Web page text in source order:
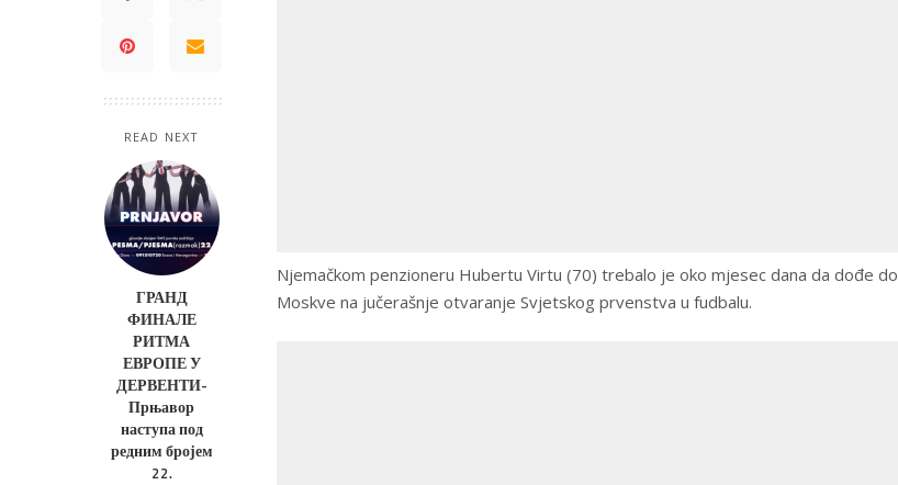
READ NEXT
ГРАНД
ФИНАЛЕ
РИТМА
ЕВРОПЕ У
ДЕРВЕНТИ-
Прњавор
наступа под
редним бројем
22.
Njemačkom penzioneru Hubertu Virtu (70) trebalo je oko mjesec dana da dođe do
Moskve na jučerašnje otvaranje Svjetskog prvenstva u fudbalu.